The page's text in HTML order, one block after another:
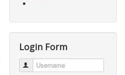
Login Form
Username